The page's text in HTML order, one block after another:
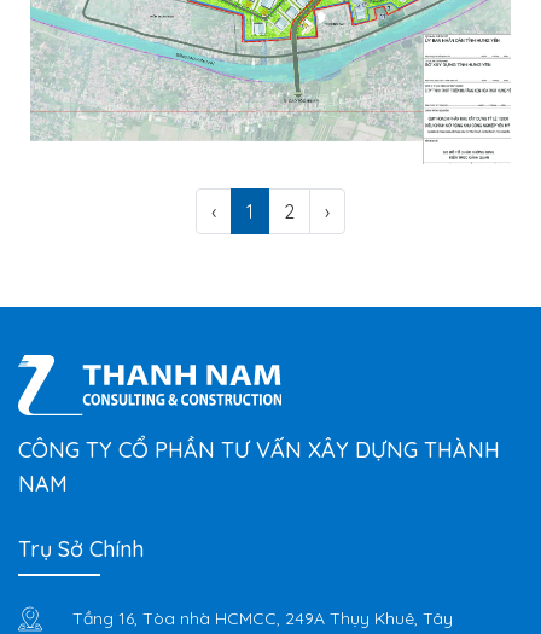
KHU CÔNG NGHIỆP YÊN MỸ II MỞ RỘNG –
‹ 1 2 ›
CÔNG TY CỔ PHẦN TƯ VẤN XÂY DỰNG THÀNH
NAM
Trụ Sở Chính
Tầng 16, Tòa nhà HCMCC, 249A Thụy Khuê, Tây